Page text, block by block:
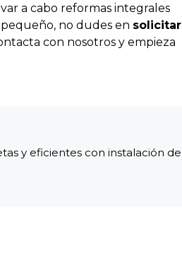
a cabo reformas integrales
no dudes en solicitar
con nosotros y empieza
y eficientes con instalación de